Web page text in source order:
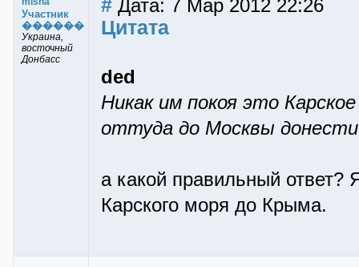
Участник
������
Украина,
восточный
Донбасс
# Дата: 7 Мар 2012 22:26
Цитата
ded
Никак им покоя это
оттуда до Москвы
а какой правильный ответ?
Карского моря до Крыма.